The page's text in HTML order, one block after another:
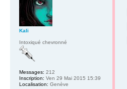
Kali
Intoxiqué chevronné
Messages: 212
Inscription: Ven 29 Mai 2015 15:39
Localisation: Genève